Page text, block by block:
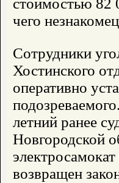
стоимостью 82
чего
Сотрудники
Хостинского
оперативно
летний ранее
Новгородской
возвращен